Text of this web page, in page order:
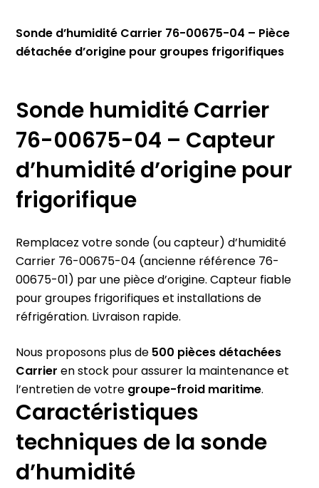
Sonde d’humidité Carrier 76-00675-04 – Pièce
détachée d’origine pour groupes frigorifiques
Sonde humidité Carrier
76-00675-04 – Capteur
d’humidité d’origine pour
frigorifique
Remplacez votre sonde (ou capteur) d’humidité
Carrier 76-00675-04 (ancienne référence 76-
00675-01) par une pièce d’origine. Capteur fiable
pour groupes frigorifiques et installations de
réfrigération. Livraison rapide.
Nous proposons plus de500 pièces détachées
Carrieren stock pour assurer la maintenance et
l’entretien de votregroupe-froid maritime.
Caractéristiques
techniques de la sonde
d’humidité